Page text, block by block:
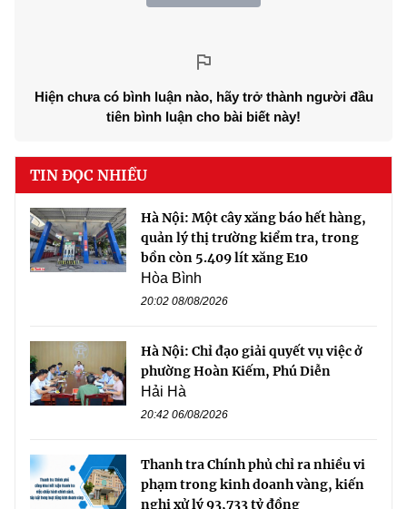
Hiện chưa có bình luận nào, hãy trở thành người đầu
tiên bình luận cho bài biết này!
TIN ĐỌC NHIỀU
Hà Nội: Một cây xăng báo hết hàng,
quản lý thị trường kiểm tra, trong
bồn còn 5.409 lít xăng E10
Hòa Bình
20:02 08/08/2026
Hà Nội: Chỉ đạo giải quyết vụ việc ở
phường Hoàn Kiếm, Phú Diễn
Hải Hà
20:42 06/08/2026
Thanh tra Chính phủ chỉ ra nhiều vi
phạm trong kinh doanh vàng, kiến
nghị xử lý 93,733 tỷ đồng